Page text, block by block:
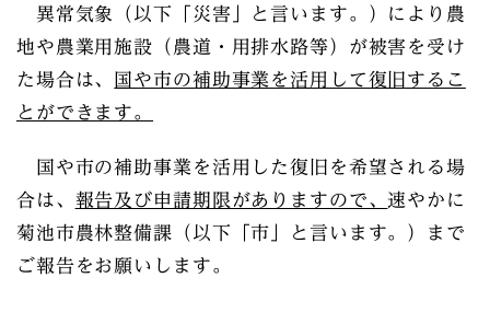
異常気象（以下「災害」と言います。）により農
地や農業用施設（農道・用排水路等）が被害を受け
た場合は、
国や市の補助事業を活用して復旧するこ
とができます。
国や市の補助事業を活用した復旧を希望される場
合は、 報告及び申請期限がありますので、速やかに
菊池市農林整備課（以下「市」と言います。）まで
ご報告をお願いします。